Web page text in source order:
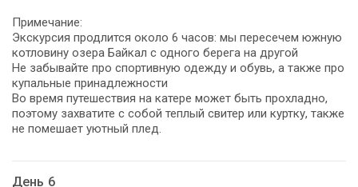
Примечание:
Экскурсия продлится около 6 часов: мы пересечем южную
котловину озера Байкал с одного берега на другой
Не забывайте про спортивную одежду и обувь, а также про
купальные принадлежности
Во время путешествия на катере может быть прохладно,
поэтому захватите с собой теплый свитер или куртку, также
не помешает уютный плед.
День 6